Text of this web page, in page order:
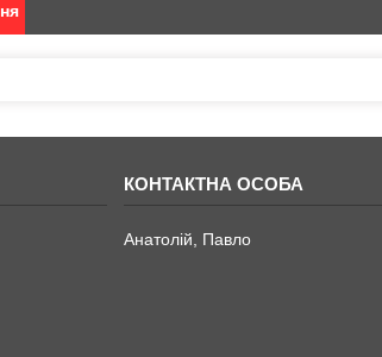
Анатолій, Павло